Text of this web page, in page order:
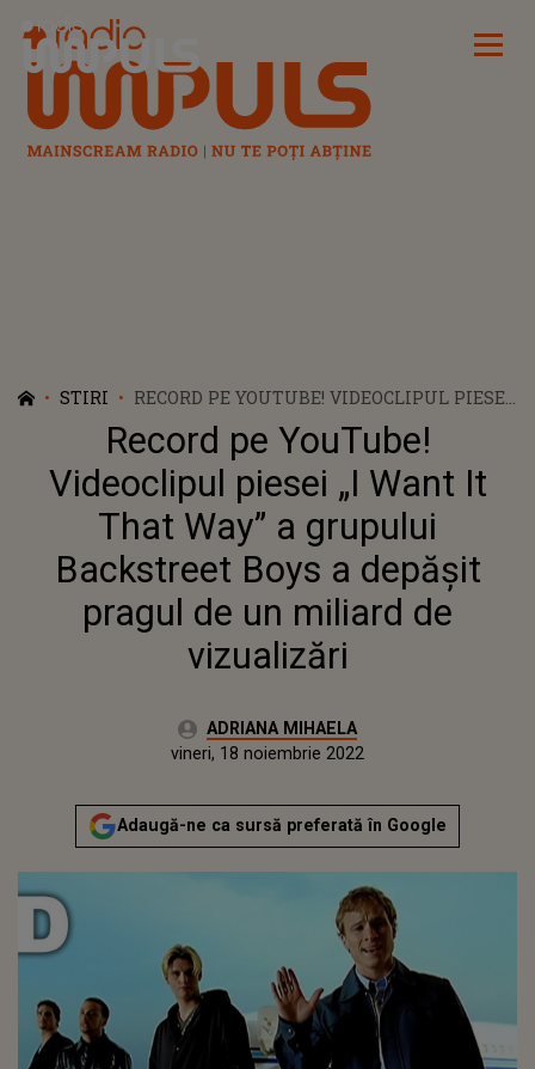
Radio Impuls
STIRI
RECORD PE YOUTUBE! VIDEOCLIPUL PIESEI
„I WANT IT THAT WAY” A GRUPULUI
BACKSTREET BOYS A DEPĂȘIT PRAGUL DE
UN MILIARD DE VIZUALIZĂRI
Record pe YouTube!
Videoclipul piesei „I Want It
That Way” a grupului
Backstreet Boys a depășit
pragul de un miliard de
vizualizări
Autor:ADRIANA MIHAELA
joi, 18 noiembrie 2021Actualizat:
vineri, 18 noiembrie 2022
Adaugă-ne ca sursă preferată în Google